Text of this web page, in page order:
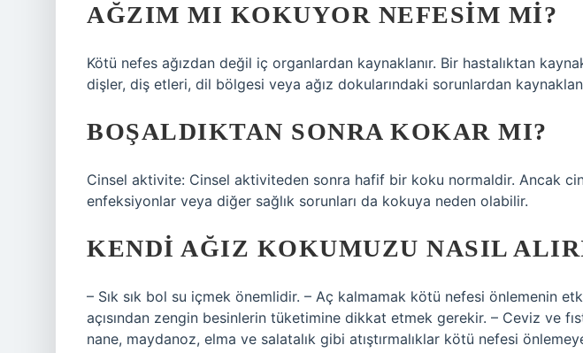
AĞZIM MI KOKUYOR NEFESIM MI?
Kötü nefes ağızdan değil iç organlardan kaynaklanır. Bir hastalıktan
dişler, diş etleri, dil bölgesi veya ağız dokularındaki sorunlardan
BOŞALDIKTAN SONRA KOKAR MI?
Cinsel aktivite: Cinsel aktiviteden sonra hafif bir koku normaldir. Ancak
enfeksiyonlar veya diğer sağlık sorunları da kokuya neden olabilir.
KENDI AĞIZ KOKUMUZU NASIL
– Sık sık bol su içmek önemlidir. – Aç kalmamak kötü nefesi önlemenin
açısından zengin besinlerin tüketimine dikkat etmek gerekir. – Ceviz ve
nane, maydanoz, elma ve salatalık gibi atıştırmalıklar kötü nefesi